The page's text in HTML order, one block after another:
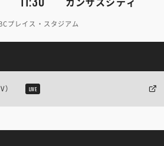
プレイス・スタジアム
LIVE